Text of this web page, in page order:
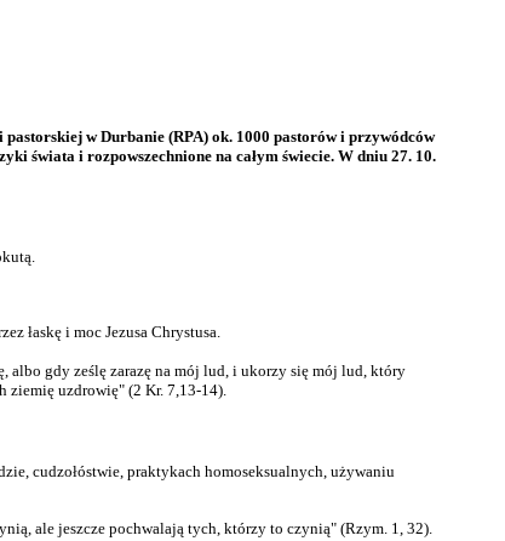
w Durbanie (RPA) ok. 1000 pastorów i przywódców
świata i rozpowszechnione na całym świecie. W dniu 27. 10.
łaskę i moc Jezusa Chrystusa.
albo gdy ześlę zarazę na mój lud, i ukorzy się mój lud, który
ziemię uzdrowię" (2 Kr. 7,13-14).
cudzołóstwie, praktykach homoseksualnych, używaniu
ale jeszcze pochwalają tych, którzy to czynią" (Rzym. 1, 32).